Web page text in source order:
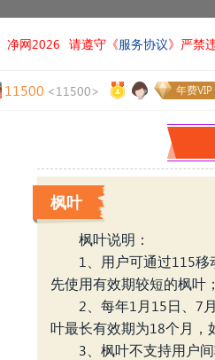
净网2026 请遵守《服务协议》严禁
11500 <11500> 年费VIP
«
枫叶
枫叶说明：
1、用户可通过115
先使用有效期较短的枫叶
2、每年1月15日、7
叶最长有效期为18个月，
3、枫叶不支持用户